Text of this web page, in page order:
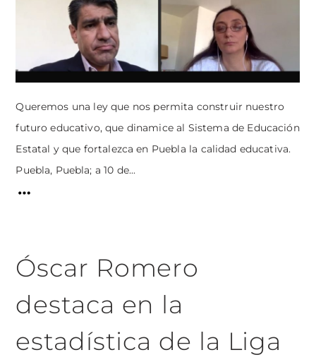
Queremos una ley que nos permita construir nuestro
futuro educativo, que dinamice al Sistema de Educación
Estatal y que fortalezca en Puebla la calidad educativa.
Puebla, Puebla; a 10 de...
Óscar Romero
destaca en la
estadística de la Liga